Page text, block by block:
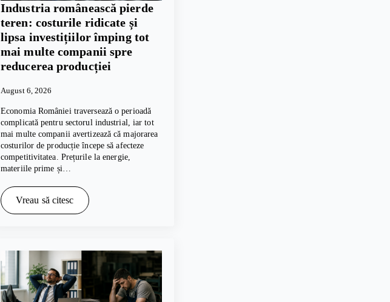
Industria românească pierde
teren: costurile ridicate și
lipsa investițiilor împing tot
mai multe companii spre
reducerea producției
August 6, 2026
Economia României traversează o perioadă
complicată pentru sectorul industrial, iar tot
mai multe companii avertizează că majorarea
costurilor de producție începe să afecteze
competitivitatea. Prețurile la energie,
materiile prime și…
Vreau să citesc